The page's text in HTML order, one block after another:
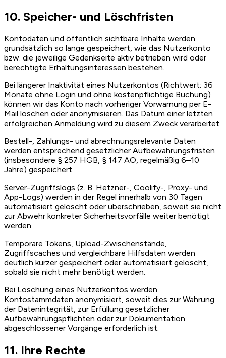
10. Speicher- und Löschfristen
Kontodaten und öffentlich sichtbare Inhalte werden
grundsätzlich so lange gespeichert, wie das Nutzerkonto
bzw. die jeweilige Gedenkseite aktiv betrieben wird oder
berechtigte Erhaltungsinteressen bestehen.
Bei längerer Inaktivität eines Nutzerkontos (Richtwert: 36
Monate ohne Login und ohne kostenpflichtige Buchung)
können wir das Konto nach vorheriger Vorwarnung per E-
Mail löschen oder anonymisieren. Das Datum einer letzten
erfolgreichen Anmeldung wird zu diesem Zweck verarbeitet.
Bestell-, Zahlungs- und abrechnungsrelevante Daten
werden entsprechend gesetzlicher Aufbewahrungsfristen
(insbesondere § 257 HGB, § 147 AO, regelmäßig 6–10
Jahre) gespeichert.
Server-Zugriffslogs (z. B. Hetzner-, Coolify-, Proxy- und
App-Logs) werden in der Regel innerhalb von 30 Tagen
automatisiert gelöscht oder überschrieben, soweit sie nicht
zur Abwehr konkreter Sicherheitsvorfälle weiter benötigt
werden.
Temporäre Tokens, Upload-Zwischenstände,
Zugriffscaches und vergleichbare Hilfsdaten werden
deutlich kürzer gespeichert oder automatisiert gelöscht,
sobald sie nicht mehr benötigt werden.
Bei Löschung eines Nutzerkontos werden
Kontostammdaten anonymisiert, soweit dies zur Wahrung
der Datenintegrität, zur Erfüllung gesetzlicher
Aufbewahrungspflichten oder zur Dokumentation
abgeschlossener Vorgänge erforderlich ist.
11. Ihre Rechte